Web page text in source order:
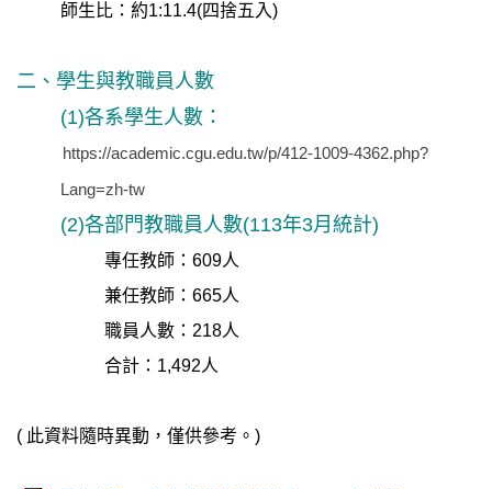
師生比：約1:11.4(四捨五入)
二、 學生與教職員人數
(1)各系學生人數：
https://academic.cgu.edu.tw/p/412-1009-4362.php?
Lang=zh-tw
(2)各部門教職員人數(113年3月統計)
專任教師：609人
兼任教師：665人
職員人數：218人
合計：1,492人
( 此資料隨時異動，僅供參考。)